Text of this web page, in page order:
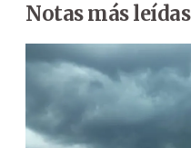
Notas más leídas